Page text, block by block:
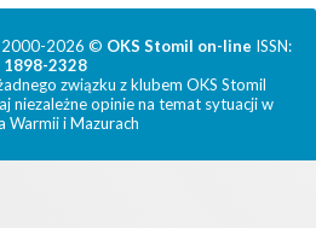
2000-2026 © OKS Stomil on-line ISSN:
1898-2328
związku z klubem OKS Stomil
niezależne opinie na temat sytuacji w
Warmii i Mazurach